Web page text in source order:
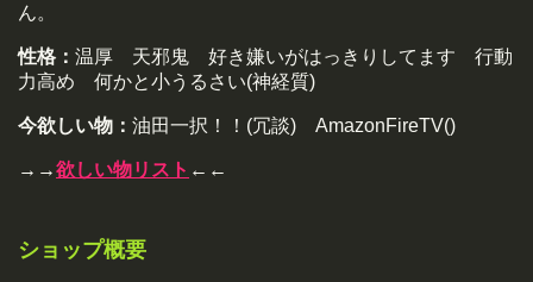
ん。
性格： 温厚 天邪鬼 好き嫌いがはっきりしてます 行動
力高め 何かと小うるさい(神経質)
今欲しい物： 油田一択！！(冗談) AmazonFireTV()
→→欲しい物リスト ←←
ショップ概要